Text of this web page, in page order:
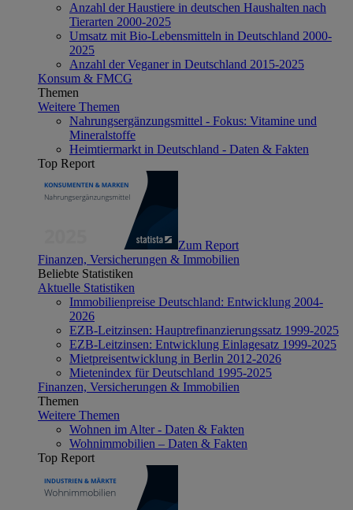
Anzahl der Haustiere in deutschen Haushalten nach
Tierarten 2000-2025
Umsatz mit Bio-Lebensmitteln in Deutschland 2000-
2025
Anzahl der Veganer in Deutschland 2015-2025
Konsum & FMCG
Themen
Weitere Themen
Nahrungsergänzungsmittel - Fokus: Vitamine und
Mineralstoffe
Heimtiermarkt in Deutschland - Daten & Fakten
Top Report
Zum Report
Finanzen, Versicherungen & Immobilien
Beliebte Statistiken
Aktuelle Statistiken
Immobilienpreise Deutschland: Entwicklung 2004-
2026
EZB-Leitzinsen: Hauptrefinanzierungssatz 1999-2025
EZB-Leitzinsen: Entwicklung Einlagesatz 1999-2025
Mietpreisentwicklung in Berlin 2012-2026
Mietenindex für Deutschland 1995-2025
Finanzen, Versicherungen & Immobilien
Themen
Weitere Themen
Wohnen im Alter - Daten & Fakten
Wohnimmobilien – Daten & Fakten
Top Report